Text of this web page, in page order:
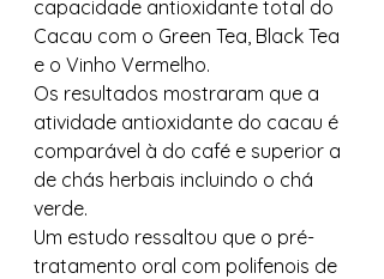
capacidade antioxidante total do
Cacau com o Green Tea, Black Tea
e o Vinho Vermelho.
Os resultados mostraram que a
atividade antioxidante do cacau é
comparável à do café e superior a
de chás herbais incluindo o chá
verde.
Um estudo ressaltou que o pré-
tratamento oral com polifenois de